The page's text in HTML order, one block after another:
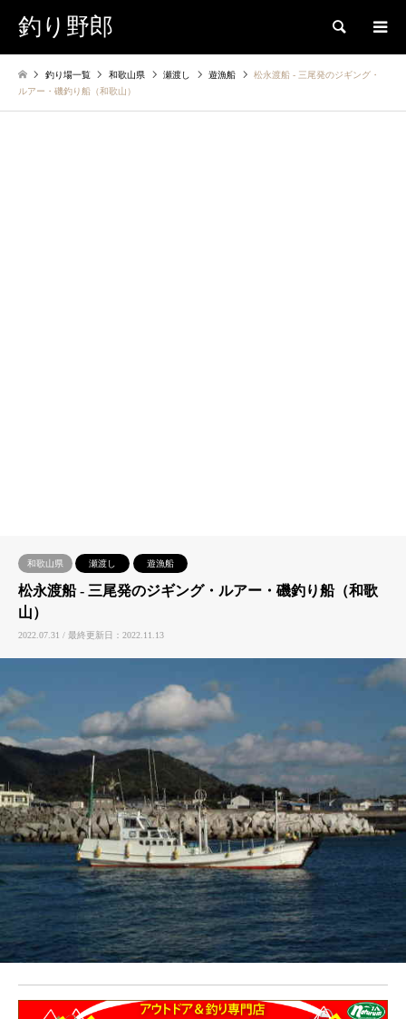
釣り野郎 検索
釣り場一覧 和歌山県 瀬渡し 遊漁船
松永渡船 ‐ 三尾発のジギング・
ルアー・磯釣り船（和歌山）
和歌山県 瀬渡し 遊漁船
松永渡船 ‐ 三尾発のジギング・ルアー・磯釣り船（和歌
山）
2022.07.31 / 最終更新日：2022.11.13